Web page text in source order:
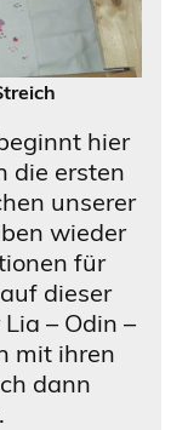
hier
die ersten
unserer
wieder
für
dieser
– Odin –
mit ihren
dann